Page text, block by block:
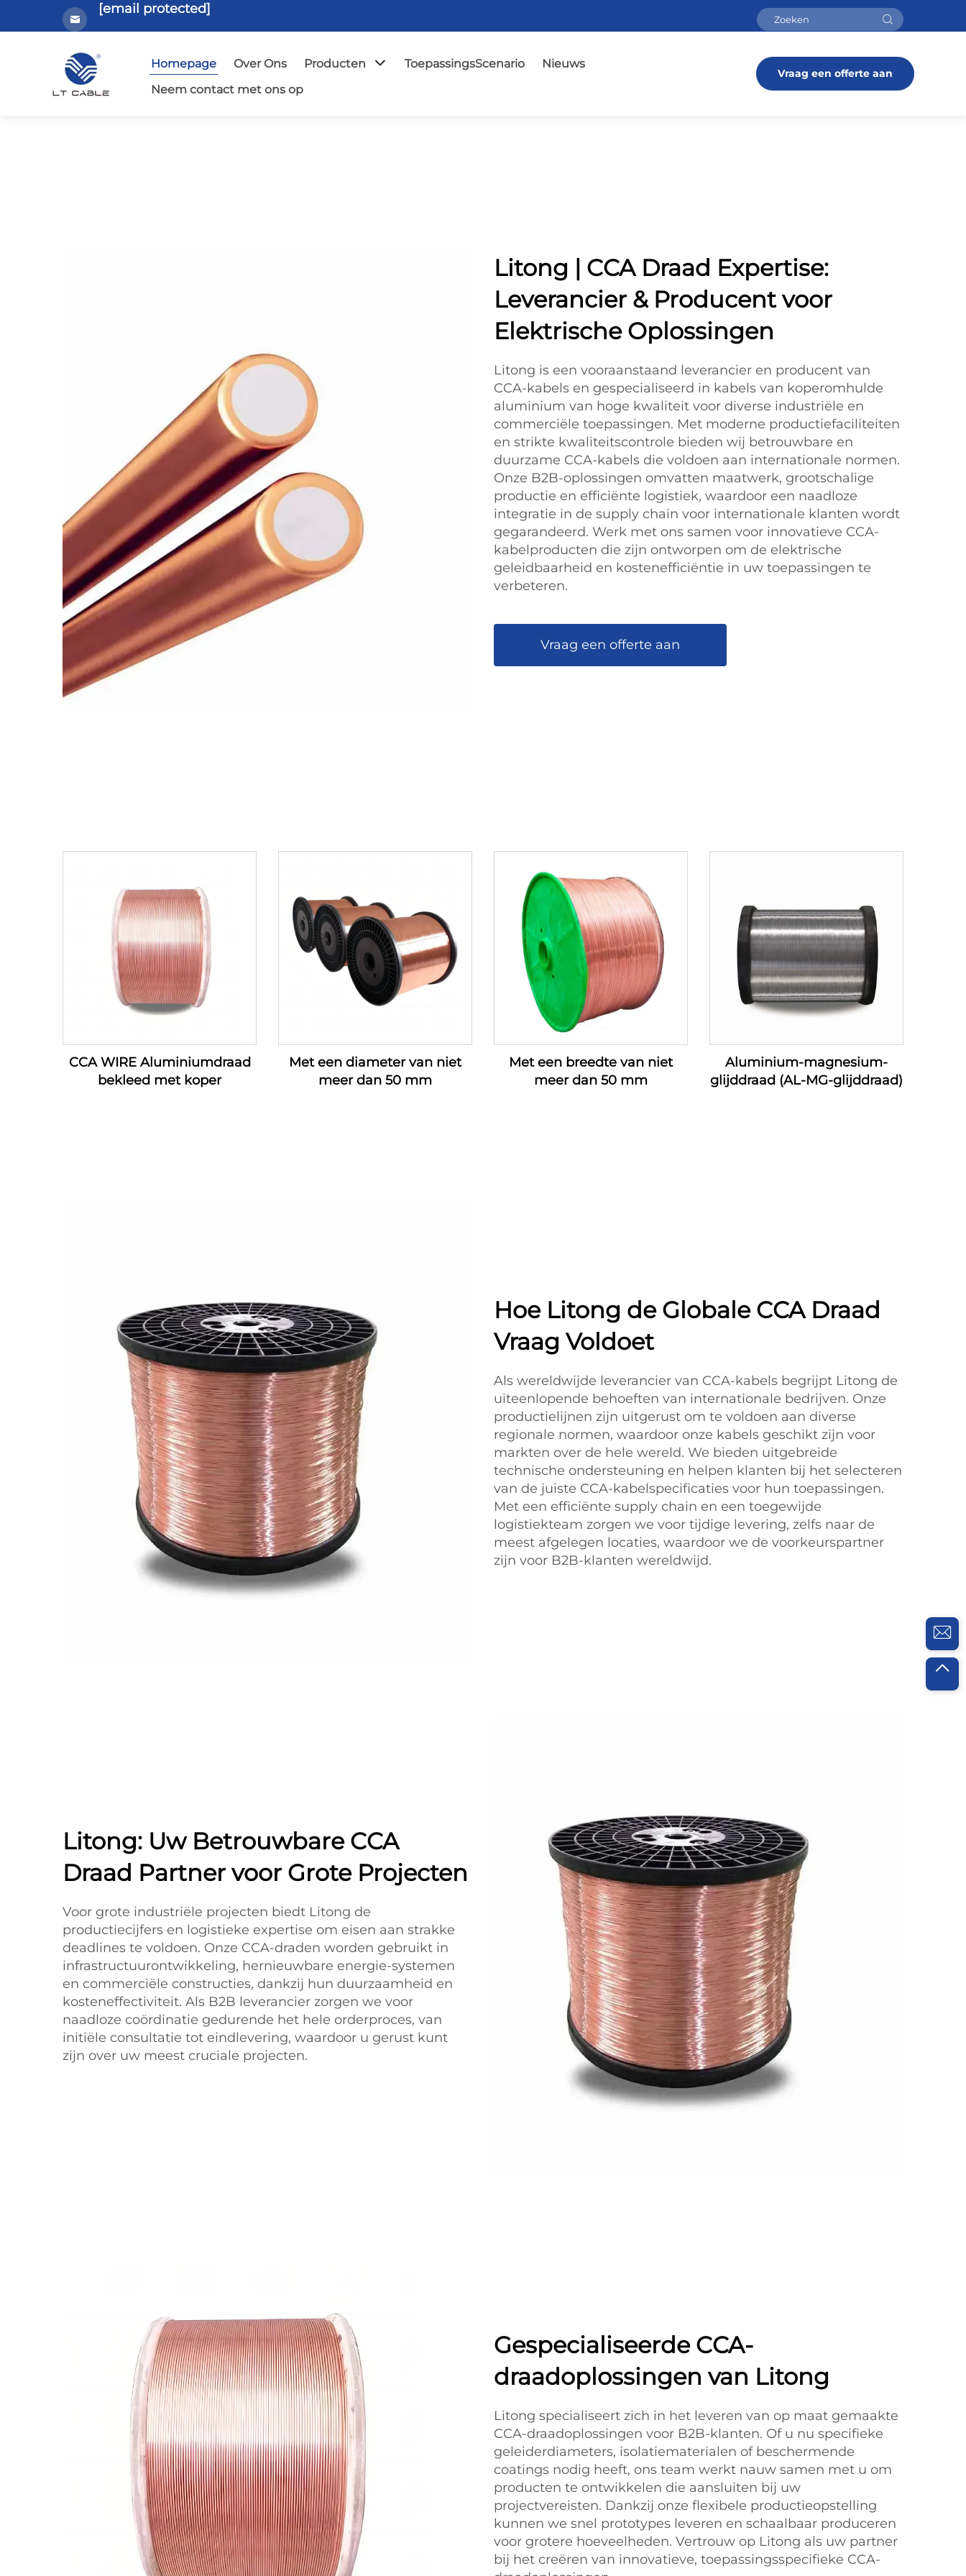
[email protected]
Homepage Over Ons Producten ToepassingsScenario
Nieuws
Neem contact met ons op
Vraag een offerte aan
Litong | CCA Draad Expertise:
Leverancier & Producent voor
Elektrische Oplossingen
Litong is een vooraanstaand leverancier en producent van
CCA-kabels en gespecialiseerd in kabels van koperomhulde
aluminium van hoge kwaliteit voor diverse industriële en
commerciële toepassingen. Met moderne productiefaciliteiten
en strikte kwaliteitscontrole bieden wij betrouwbare en
duurzame CCA-kabels die voldoen aan internationale normen.
Onze B2B-oplossingen omvatten maatwerk, grootschalige
productie en efficiënte logistiek, waardoor een naadloze
integratie in de supply chain voor internationale klanten wordt
gegarandeerd. Werk met ons samen voor innovatieve CCA-
kabelproducten die zijn ontworpen om de elektrische
geleidbaarheid en kostenefficiëntie in uw toepassingen te
verbeteren.
Vraag een offerte aan
CCA WIRE Aluminiumdraad
bekleed met koper
Met een diameter van niet
meer dan 50 mm
Met een breedte van niet
meer dan 50 mm
Aluminium-magnesium-
glijddraad (AL-MG-glijddraad)
Hoe Litong de Globale CCA Draad
Vraag Voldoet
Als wereldwijde leverancier van CCA-kabels begrijpt Litong de
uiteenlopende behoeften van internationale bedrijven. Onze
productielijnen zijn uitgerust om te voldoen aan diverse
regionale normen, waardoor onze kabels geschikt zijn voor
markten over de hele wereld. We bieden uitgebreide
technische ondersteuning en helpen klanten bij het selecteren
van de juiste CCA-kabelspecificaties voor hun toepassingen.
Met een efficiënte supply chain en een toegewijde
logistiekteam zorgen we voor tijdige levering, zelfs naar de
meest afgelegen locaties, waardoor we de voorkeurspartner
zijn voor B2B-klanten wereldwijd.
Litong: Uw Betrouwbare CCA
Draad Partner voor Grote Projecten
Voor grote industriële projecten biedt Litong de
productiecijfers en logistieke expertise om eisen aan strakke
deadlines te voldoen. Onze CCA-draden worden gebruikt in
infrastructuurontwikkeling, hernieuwbare energie-systemen
en commerciële constructies, dankzij hun duurzaamheid en
kosteneffectiviteit. Als B2B leverancier zorgen we voor
naadloze coördinatie gedurende het hele orderproces, van
initiële consultatie tot eindlevering, waardoor u gerust kunt
zijn over uw meest cruciale projecten.
Gespecialiseerde CCA-
draadoplossingen van Litong
Litong specialiseert zich in het leveren van op maat gemaakte
CCA-draadoplossingen voor B2B-klanten. Of u nu specifieke
geleiderdiameters, isolatiematerialen of beschermende
coatings nodig heeft, ons team werkt nauw samen met u om
producten te ontwikkelen die aansluiten bij uw
projectvereisten. Dankzij onze flexibele productieopstelling
kunnen we snel prototypes leveren en schaalbaar produceren
voor grotere hoeveelheden. Vertrouw op Litong als uw partner
bij het creëren van innovatieve, toepassingsspecifieke CCA-